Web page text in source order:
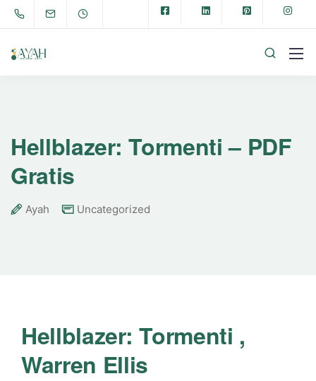
Hellblazer: Tormenti – PDF
Gratis
Ayah Uncategorized
Hellblazer: Tormenti ,
Warren Ellis